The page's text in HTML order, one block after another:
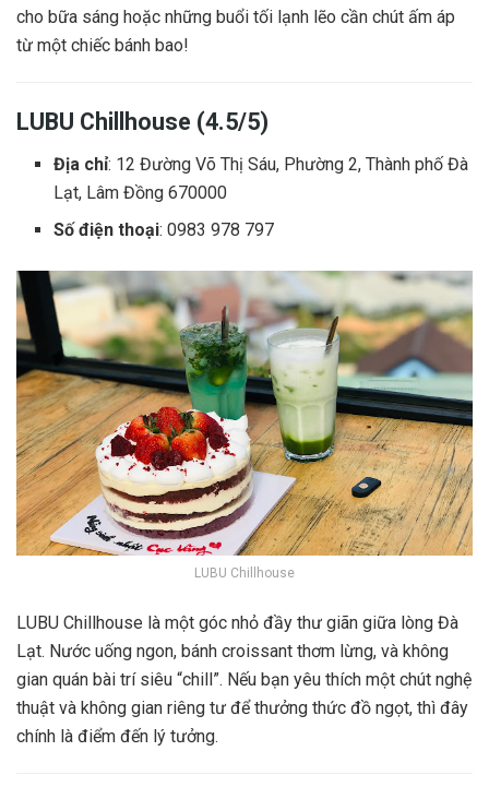
cho bữa sáng hoặc những buổi tối lạnh lẽo cần chút ấm áp
từ một chiếc bánh bao!
LUBU Chillhouse (4.5/5)
Địa chỉ: 12 Đường Võ Thị Sáu, Phường 2, Thành phố Đà
Lạt, Lâm Đồng 670000
Số điện thoại: 0983 978 797
LUBU Chillhouse
LUBU Chillhouse là một góc nhỏ đầy thư giãn giữa lòng Đà
Lạt. Nước uống ngon, bánh croissant thơm lừng, và không
gian quán bài trí siêu “chill”. Nếu bạn yêu thích một chút nghệ
thuật và không gian riêng tư để thưởng thức đồ ngọt, thì đây
chính là điểm đến lý tưởng.